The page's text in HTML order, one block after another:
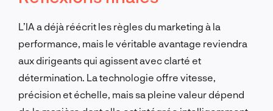
L’IA a déjà réécrit les règles du marketing à la
performance, mais le véritable avantage reviendra
aux dirigeants qui agissent avec clarté et
détermination. La technologie offre vitesse,
précision et échelle, mais sa pleine valeur dépend